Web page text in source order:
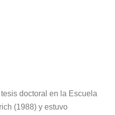
doctoral en la Escuela
(1988) y estuvo